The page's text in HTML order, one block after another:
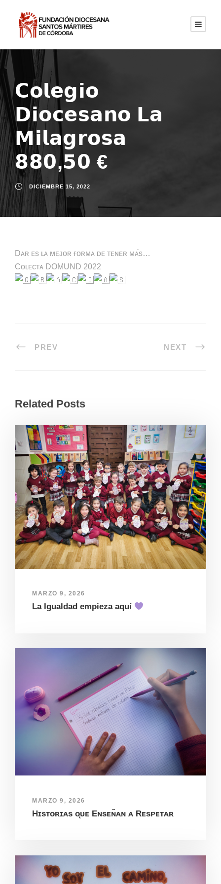
𝗖𝗼𝗹𝗲𝗴𝗶𝗼
𝗗𝗶𝗼𝗰𝗲𝘀𝗮𝗻𝗼 𝗟𝗮
𝗠𝗶𝗹𝗮𝗴𝗿𝗼𝘀𝗮
𝟴𝟴𝟬,𝟱𝟬 €
DICIEMBRE 15, 2022
Dᴀʀ ᴇs ʟᴀ ᴍᴇᴊᴏʀ ғᴏʀᴍᴀ ᴅᴇ ᴛᴇɴᴇʀ ᴍᴀ́s…
Cᴏʟᴇᴄᴛᴀ DOMUND 2022
PREV NEXT
Related Posts
MARZO 9, 2026
La Igualdad empieza aquí
MARZO 9, 2026
Hɪsᴛᴏʀɪᴀs ᴏ̨ᴜᴇ Eɴsᴇɴ̃ᴀɴ ᴀ Rᴇsᴘᴇᴛᴀʀ